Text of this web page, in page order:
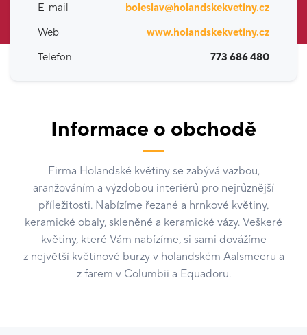
E-mail
boleslav@holandskekvetiny.cz
Web
www.holandskekvetiny.cz
Telefon
773 686 480
Informace o obchodě
Firma Holandské květiny se zabývá vazbou,
aranžováním a výzdobou interiérů pro nejrůznější
příležitosti. Nabízíme řezané a hrnkové květiny,
keramické obaly, skleněné a keramické vázy. Veškeré
květiny, které Vám nabízíme, si sami dovážíme
z největší květinové burzy v holandském Aalsmeeru a
z farem v Columbii a Equadoru.